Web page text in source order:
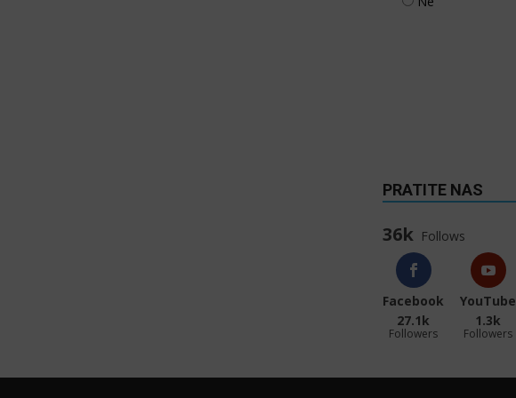
PRATITE NAS
36k Follows
Facebook
27.1k
Followers
YouTube
1.3k
Followers